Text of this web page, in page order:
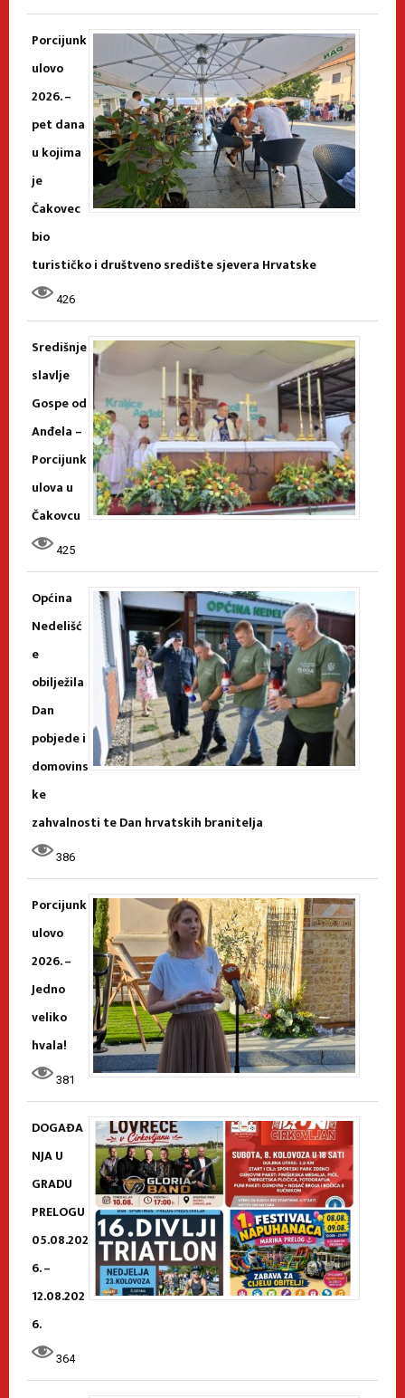
Porcijunk
ulovo
2026. –
pet dana
u kojima
je
Čakovec
bio
turističko i društveno središte sjevera Hrvatske
426
Središnje
slavlje
Gospe od
Anđela –
Porcijunk
ulova u
Čakovcu
425
Općina
Nedelišć
e
obilježila
Dan
pobjede i
domovins
ke
zahvalnosti te Dan hrvatskih branitelja
386
Porcijunk
ulovo
2026. –
Jedno
veliko
hvala!
381
DOGAĐA
NJA U
GRADU
PRELOGU
05.08.202
6. –
12.08.202
6.
364